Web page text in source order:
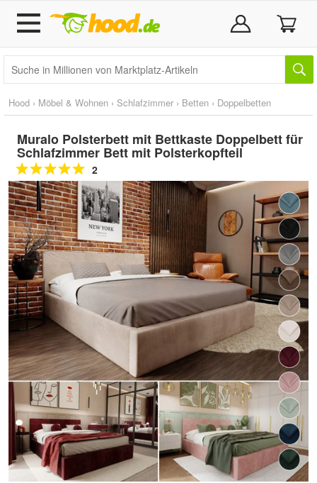
Hood › Möbel & Wohnen › Schlafzimmer › Betten › Doppelbetten
Muralo Polsterbett mit Bettkaste Doppelbett für
Schlafzimmer Bett mit Polsterkopfteil
2